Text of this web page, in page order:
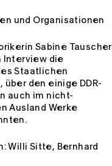
und Organisationen
Sabine Tauscher
Interview die
Staatlichen
über den einige DDR-
auch im nicht-
Ausland Werke
Willi Sitte
Bernhard